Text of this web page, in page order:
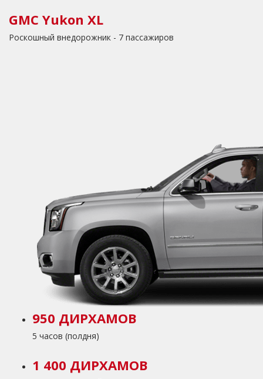
GMC Yukon XL
Роскошный внедорожник - 7 пассажиров
950 ДИРХАМОВ
5 часов (полдня)
1 400 ДИРХАМОВ